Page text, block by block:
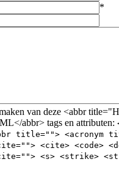
*
van deze <abbr
abbr> tags en attributen:
title=""> <acronym
<cite> <code>
<s> <strike>